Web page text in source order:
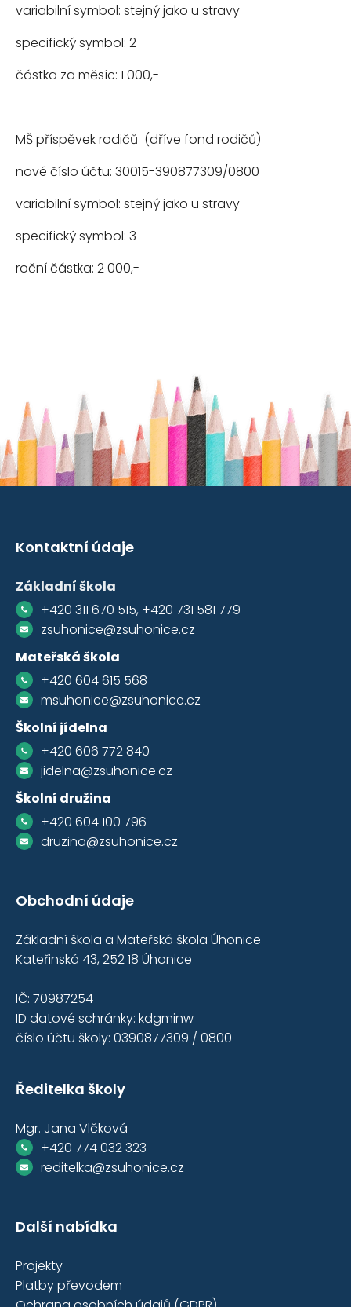
variabilní symbol: stejný jako u stravy
specifický symbol: 2
částka za měsíc: 1 000,-
MŠpříspěvek rodičů (dříve fond rodičů)
nové číslo účtu: 30015-390877309/0800
variabilní symbol: stejný jako u stravy
specifický symbol: 3
roční částka: 2 000,-
Kontaktní údaje
Základní škola
+420 311 670 515, +420 731 581 779
zsuhonice@zsuhonice.cz
Mateřská škola
+420 604 615 568
msuhonice@zsuhonice.cz
Školní jídelna
+420 606 772 840
jidelna@zsuhonice.cz
Školní družina
+420 604 100 796
druzina@zsuhonice.cz
Obchodní údaje
Základní škola a Mateřská škola Úhonice
Kateřinská 43, 252 18 Úhonice
IČ: 70987254
ID datové schránky: kdgminw
číslo účtu školy: 0390877309 / 0800
Ředitelka školy
Mgr. Jana Vlčková
+420 774 032 323
reditelka@zsuhonice.cz
Další nabídka
Projekty
Platby převodem